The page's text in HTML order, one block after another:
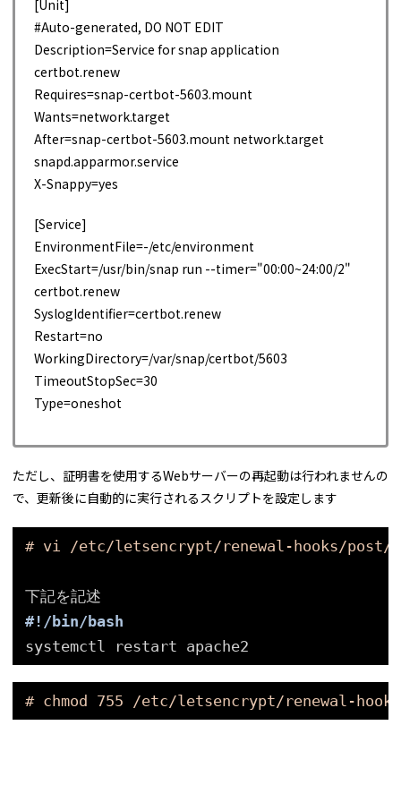
[Unit]
#Auto-generated, DO NOT EDIT
Description=Service for snap application
certbot.renew
Requires=snap-certbot-5603.mount
Wants=network.target
After=snap-certbot-5603.mount network.target
snapd.apparmor.service
X-Snappy=yes
[Service]
EnvironmentFile=-/etc/environment
ExecStart=/usr/bin/snap run --timer="00:00~24:00/2"
certbot.renew
SyslogIdentifier=certbot.renew
Restart=no
WorkingDirectory=/var/snap/certbot/5603
TimeoutStopSec=30
Type=oneshot
ただし、証明書を使用するWebサーバーの再起動は行われませんの
で、更新後に自動的に実行されるスクリプトを設定します
# vi /etc/letsencrypt/renewal-hooks/post/
下記を記述
#!/bin/bash
systemctl restart apache2
# chmod 755 /etc/letsencrypt/renewal-